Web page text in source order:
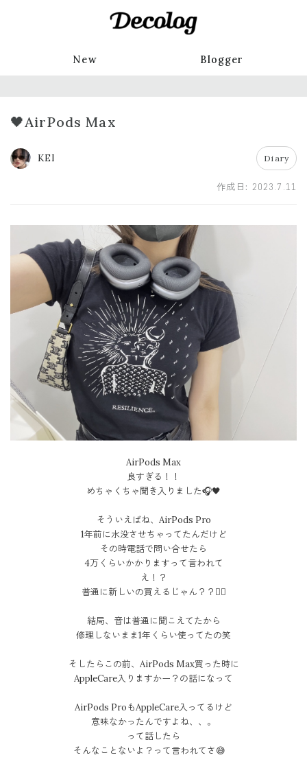
New Blogger
🖤AirPods Max
KEI Diary
作成日: 2023.7.11
AirPods Max
良すぎる！！
めちゃくちゃ聞き入りました🎧🖤
そういえばね、AirPods Pro
1年前に水没させちゃってたんだけど
その時電話で問い合せたら
4万くらいかかりますって言われて
え！？
普通に新しいの買えるじゃん？？😵‍💫
結局、音は普通に聞こえてたから
修理しないまま1年くらい使ってたの笑
そしたらこの前、AirPods Max買った時に
AppleCare入りますかー？の話になって
AirPods ProもAppleCare入ってるけど
意味なかったんですよね、、。
って話したら
そんなことないよ？って言われてさ😅